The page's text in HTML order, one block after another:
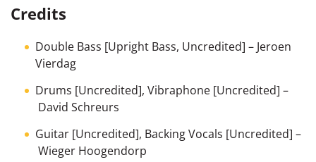
Credits
Double Bass [Upright Bass, Uncredited] – Jeroen
Vierdag
Drums [Uncredited], Vibraphone [Uncredited] –
David Schreurs
Guitar [Uncredited], Backing Vocals [Uncredited] –
Wieger Hoogendorp